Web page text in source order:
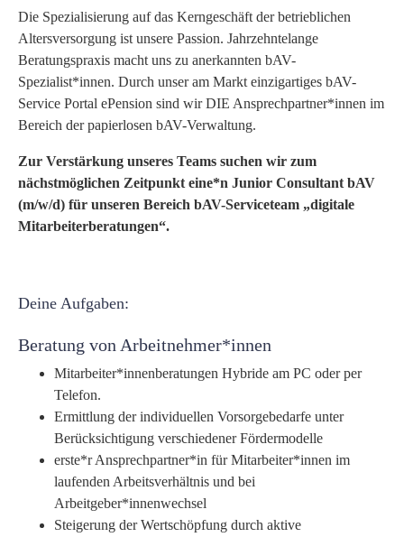
Die Spezialisierung auf das Kerngeschäft der betrieblichen
Altersversorgung ist unsere Passion. Jahrzehntelange
Beratungspraxis macht uns zu anerkannten bAV-
Spezialist*innen. Durch unser am Markt einzigartiges bAV-
Service Portal ePension sind wir DIE Ansprechpartner*innen im
Bereich der papierlosen bAV-Verwaltung.
Zur Verstärkung unseres Teams suchen wir zum
nächstmöglichen Zeitpunkt eine*n Junior Consultant bAV
(m/w/d) für unseren Bereich bAV-Serviceteam „digitale
Mitarbeiterberatungen“.
Deine Aufgaben:
Beratung von Arbeitnehmer*innen
Mitarbeiter*innenberatungen Hybride am PC oder per
Telefon.
Ermittlung der individuellen Vorsorgebedarfe unter
Berücksichtigung verschiedener Fördermodelle
erste*r Ansprechpartner*in für Mitarbeiter*innen im
laufenden Arbeitsverhältnis und bei
Arbeitgeber*innenwechsel
Steigerung der Wertschöpfung durch aktive